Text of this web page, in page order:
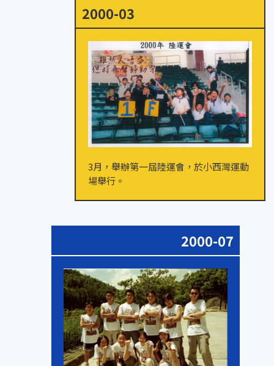
2000-03
3月，舉辦第一屆陸運會，於小西灣運動
場舉行。
2000-07